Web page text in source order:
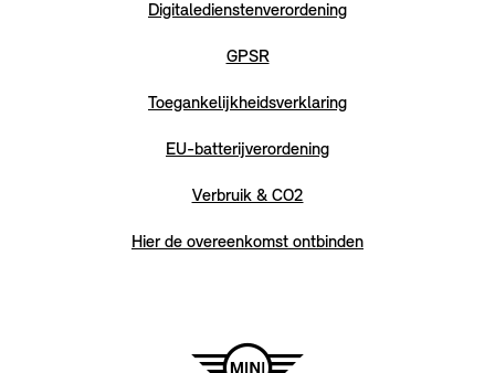
Digitaledienstenverordening
GPSR
Toegankelijkheidsverklaring
EU-batterijverordening
Verbruik & CO2
Hier de overeenkomst ontbinden